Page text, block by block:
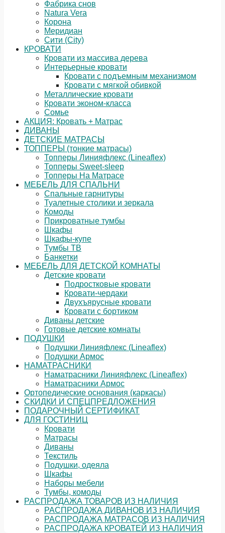
Фабрика снов
Natura Vera
Корона
Меридиан
Сити (City)
КРОВАТИ
Кровати из массива дерева
Интерьерные кровати
Кровати с подъемным механизмом
Кровати с мягкой обивкой
Металлические кровати
Кровати эконом-класса
Сомье
АКЦИЯ: Кровать + Матрас
ДИВАНЫ
ДЕТСКИЕ МАТРАСЫ
ТОППЕРЫ (тонкие матрасы)
Топперы Линияфлекс (Lineaflex)
Топперы Sweet-sleep
Топперы На Матрасе
МЕБЕЛЬ ДЛЯ СПАЛЬНИ
Спальные гарнитуры
Туалетные столики и зеркала
Комоды
Прикроватные тумбы
Шкафы
Шкафы-купе
Тумбы ТВ
Банкетки
МЕБЕЛЬ ДЛЯ ДЕТСКОЙ КОМНАТЫ
Детские кровати
Подростковые кровати
Кровати-чердаки
Двухъярусные кровати
Кровати с бортиком
Диваны детские
Готовые детские комнаты
ПОДУШКИ
Подушки Линияфлекс (Lineaflex)
Подушки Армос
НАМАТРАСНИКИ
Наматрасники Линияфлекс (Lineaflex)
Наматрасники Армос
Ортопедические основания (каркасы)
СКИДКИ И СПЕЦПРЕДЛОЖЕНИЯ
ПОДАРОЧНЫЙ СЕРТИФИКАТ
ДЛЯ ГОСТИНИЦ
Кровати
Матрасы
Диваны
Текстиль
Подушки, одеяла
Шкафы
Наборы мебели
Тумбы, комоды
РАСПРОДАЖА ТОВАРОВ ИЗ НАЛИЧИЯ
РАСПРОДАЖА ДИВАНОВ ИЗ НАЛИЧИЯ
РАСПРОДАЖА МАТРАСОВ ИЗ НАЛИЧИЯ
РАСПРОДАЖА КРОВАТЕЙ ИЗ НАЛИЧИЯ